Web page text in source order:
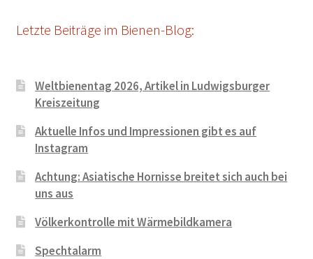
Letzte Beiträge im Bienen-Blog:
Weltbienentag 2026, Artikel in Ludwigsburger
Kreiszeitung
Aktuelle Infos und Impressionen gibt es auf
Instagram
Achtung: Asiatische Hornisse breitet sich auch bei
uns aus
Völkerkontrolle mit Wärmebildkamera
Spechtalarm